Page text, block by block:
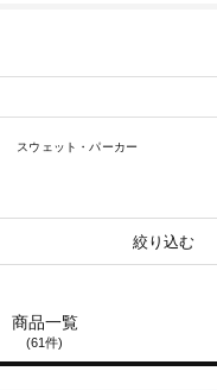
スウェット・パーカー
商品一覧
(61件)
絞り込む